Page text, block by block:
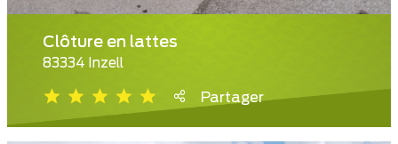
Clôture en lattes
83334 Inzell
Partager